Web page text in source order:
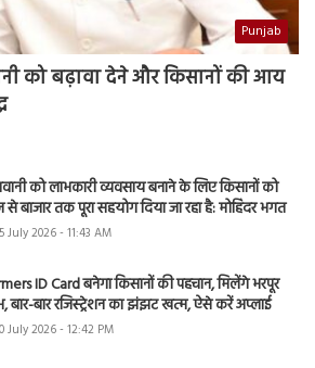
Punjab
को बढ़ावा देने और किसानों की आय
को लाभकारी व्यवसाय बनाने के लिए किसानों को
से बाजार तक पूरा सहयोग दिया जा रहा है: मोहिंदर भगत
July 2026 - 11:43 AM
ID Card बनेगा किसानों की पहचान, मिलेंगे भरपूर
बार-बार रजिस्ट्रेशन का झंझट खत्म, ऐसे करें अप्लाई
July 2026 - 12:42 PM